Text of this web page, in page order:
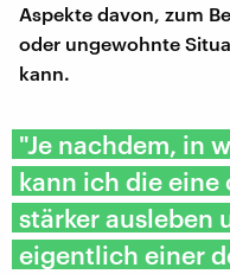
Aspekte davon, zum
oder ungewohnte
kann.
"Je nachdem, in
kann ich die eine
stärker ausleben
eigentlich einer